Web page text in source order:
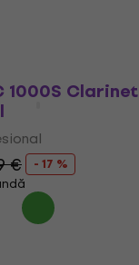
1000S Clarinet
€
- 17 %